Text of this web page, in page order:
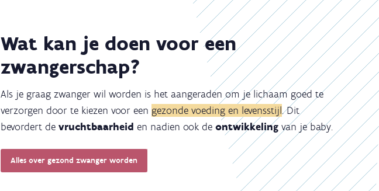
Wat kan je doen voor een
zwangerschap?
Als je graag zwanger wil worden is het aangeraden om je lichaam goed te
verzorgen door te kiezen voor een gezonde voeding en levensstijl. Dit
bevordert de vruchtbaarheid en nadien ook de ontwikkeling van je baby.
Alles over gezond zwanger worden